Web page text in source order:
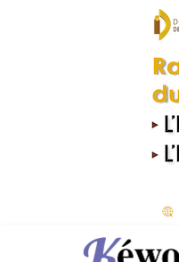
Aller au contenu